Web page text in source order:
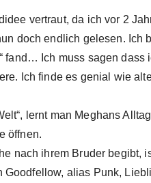
vertraut, da ich vor 2
doch endlich gelesen.
fand… Ich muss sagen
Ich finde es genial wie
lernt man Meghans
öffnen.
nach ihrem Bruder begibt,
Goodfellow, alias Punk,